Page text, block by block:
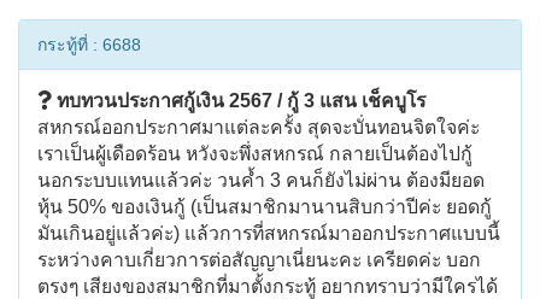
กระทู้ที่ : 6688
ทบทวนประกาศกู้เงิน 2567 / กู้ 3 แสน เช็คบูโร
สหกรณ์ออกประกาศมาแต่ละครั้ง สุดจะบั่นทอนจิตใจค่ะ
เราเป็นผู้เดือดร้อน หวังจะพึ่งสหกรณ์ กลายเป็นต้องไปกู้
นอกระบบแทนแล้วค่ะ วนค้ำ 3 คนก็ยังไม่ผ่าน ต้องมียอด
หุ้น 50% ของเงินกู้ (เป็นสมาชิกมานานสิบกว่าปีค่ะ ยอดกู้
มันเกินอยู่แล้วค่ะ) แล้วการที่สหกรณ์มาออกประกาศแบบนี้
ระหว่างคาบเกี่ยวการต่อสัญญาเนี่ยนะคะ เครียดค่ะ บอก
ตรงๆ เสียงของสมาชิกที่มาตั้งกระทู้ อยากทราบว่ามีใครได้